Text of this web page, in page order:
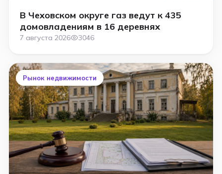
В Чеховском округе газ ведут к 435
домовладениям в 16 деревнях
7 августа 2026 3046
Рынок недвижимости